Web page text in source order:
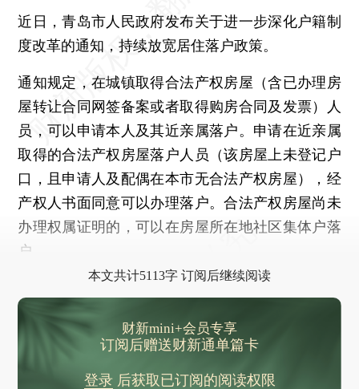
近日，青岛市人民政府发布关于进一步深化户籍制
度改革的通知，持续放宽居住落户政策。
通知规定，在城镇取得合法产权房屋（含已办理房
屋转让合同网签备案或者取得购房合同及发票）人
员，可以申请本人及其近亲属落户。申请在近亲属
取得的合法产权房屋落户人员（该房屋上未登记户
口，且申请人及配偶在本市无合法产权房屋），经
产权人书面同意可以办理落户。合法产权房屋尚未
办理权属证明的，可以在房屋所在地社区集体户落
户。
本文共计5113字 订阅后继续阅读
财新mini+会员专享
订阅后赠送财新通单篇卡
登录后获取已订阅的阅读权限